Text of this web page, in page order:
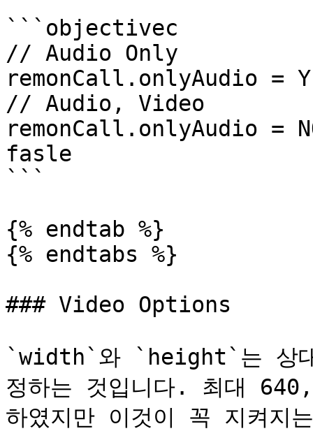
```objectivec
// Audio Only
remonCall.onlyAudio =
// Audio, Video
fasle
```
{% endtab %}
{% endtabs %}
### Video Options
`width`와 `height`는 상대
정하는 것입니다. 최대
하였지만 이것이 꼭 지켜지